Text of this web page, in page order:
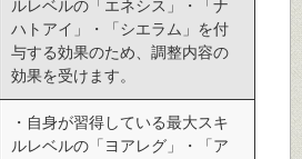
ルレベルの「エネシス」・「ナ
ハトアイ」・「シエラム」を付
与する効果のため、調整内容の
効果を受けます。
・自身が習得している最大スキ
ルレベルの「ヨアレグ」・「ア